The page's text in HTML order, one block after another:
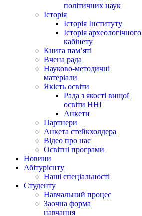
політичних наук
Історія
Історія Інституту
Історія археологічного
кабінету
Книга памʼяті
Вчена рада
Науково-методичні
матеріали
Якість освіти
Рада з якості вищої
освіти ННІ
Анкети
Партнери
Анкета стейкхолдера
Відео про нас
Освітні програми
Hовини
Абітурієнту
Наші спеціальності
Студенту
Навчальний процес
Заочна форма
навчання